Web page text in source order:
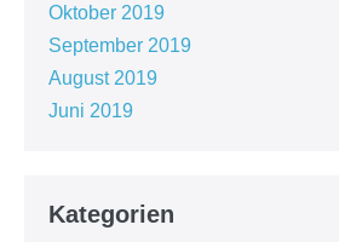
Oktober 2019
September 2019
August 2019
Juni 2019
Kategorien